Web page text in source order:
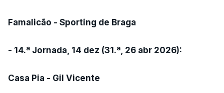
Famalicão - Sporting de Braga
- 14.ª Jornada, 14 dez (31.ª, 26 abr 2026):
Casa Pia - Gil Vicente